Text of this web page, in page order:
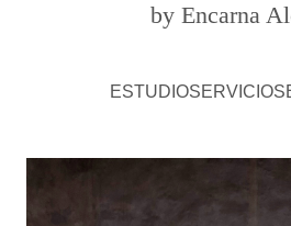
by Encarna
ESTUDIOSERVICIOS